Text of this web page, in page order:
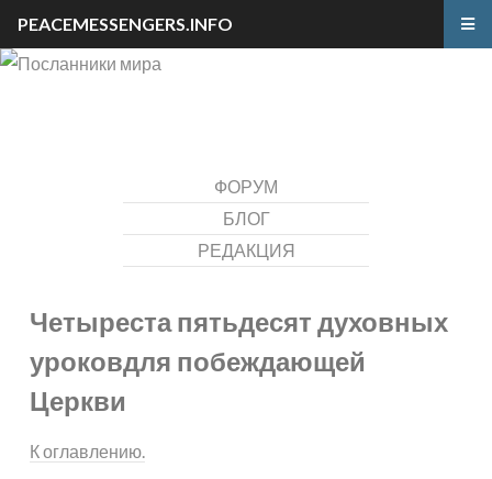
ФОРУМ
БЛОГ
РЕДАКЦИЯ
Четыреста пятьдесят духовных
уроковдля побеждающей
Церкви
К оглавлению.
PEACEMESSENGERS.INFO